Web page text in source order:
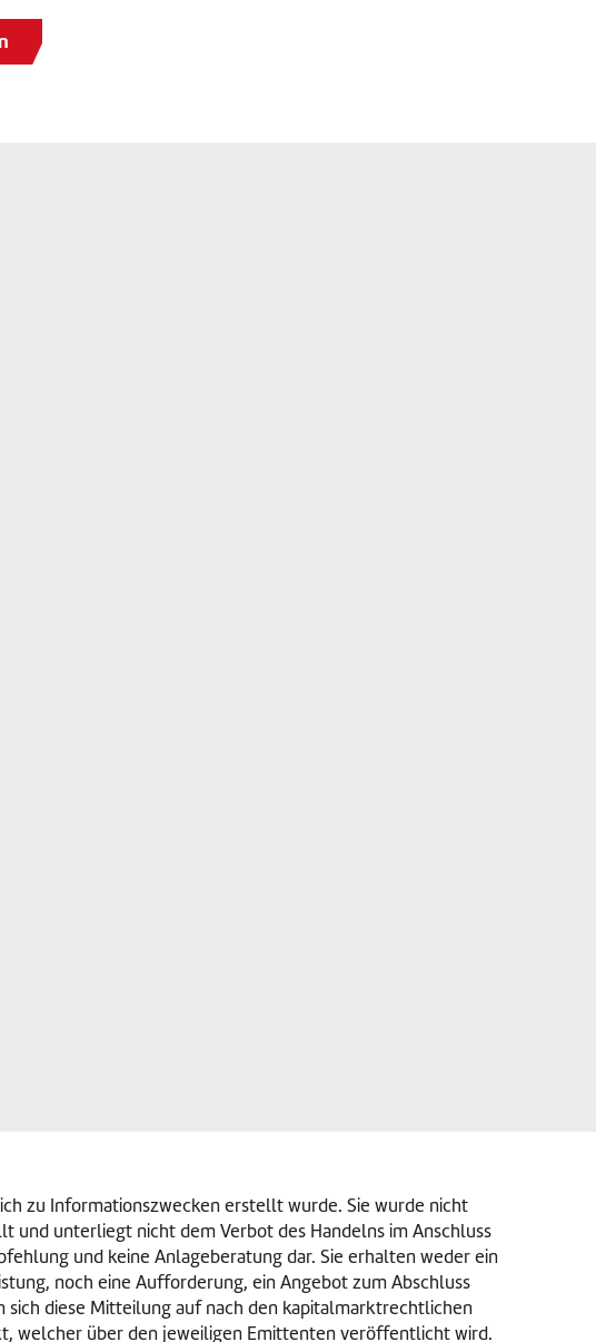
zu Informationszwecken erstellt wurde. Sie wurde nicht
und unterliegt nicht dem Verbot des Handelns im Anschluss
und keine Anlageberatung dar. Sie erhalten weder ein
noch eine Aufforderung, ein Angebot zum Abschluss
diese Mitteilung auf nach den kapitalmarktrechtlichen
welcher über den jeweiligen Emittenten veröffentlicht wird.